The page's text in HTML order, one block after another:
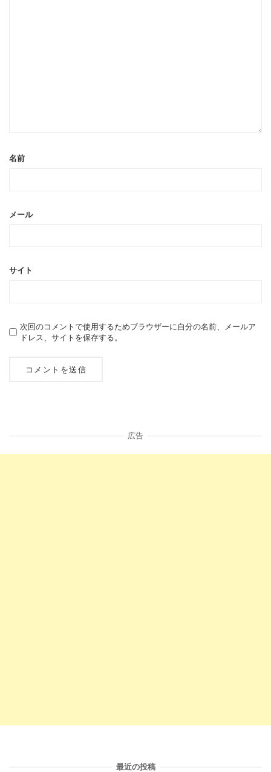
名前
メール
サイト
次回のコメントで使用するためブラウザーに自分の名前、メールア
ドレス、サイトを保存する。
広告
最近の投稿